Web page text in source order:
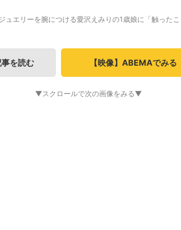
ュエリーを腕につける愛沢えみりの1歳娘に「触った
を読む 【映像】ABEMAでみる
▼スクロールで次の画像をみる▼